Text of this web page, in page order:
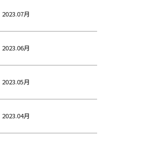
2023.07月
2023.06月
2023.05月
2023.04月